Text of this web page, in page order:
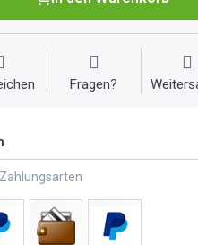
Fragen?